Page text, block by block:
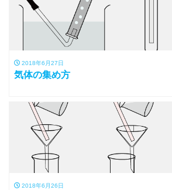
2018年6月27日
気体の集め方
2018年6月26日